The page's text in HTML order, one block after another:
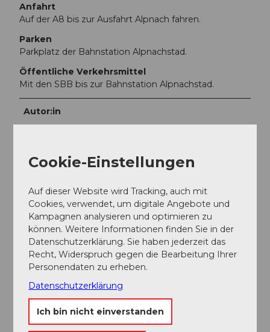
Anfahrt
Auf der A8 bis zur Ausfahrt Alpnach fahren.
Parken
Parkplatz der Bahnstation Alpnachstad.
Öffentliche Verkehrsmittel
Mit den SBB bis zur Bahnstation Alpnachstad.
Autor:in
Organisation
Unser Tipp
Für den Abstieg vom Pilatus wählt man idealerweise
die Zahnradbahn. Idealerweise reserviert man sich die
Tickets im Vorfeld.
Luzern Tourismus
Cookie-Einstellungen
Auf dieser Website wird Tracking, auch mit
Cookies, verwendet, um digitale Angebote und
Kampagnen analysieren und optimieren zu
können. Weitere Informationen finden Sie in der
Datenschutzerklärung. Sie haben jederzeit das
Recht, Widerspruch gegen die Bearbeitung Ihrer
Personendaten zu erheben.
Datenschutzerklärung
Ich bin nicht einverstanden